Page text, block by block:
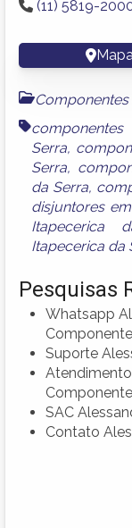
(11) 5819-
Mapa
Serra,
Serra,
da Serra,
disjuntores
Itapecerica
Itapecerica da
Pesquisas
Whatsapp
Componente
Suporte
Componente
SAC
Contato